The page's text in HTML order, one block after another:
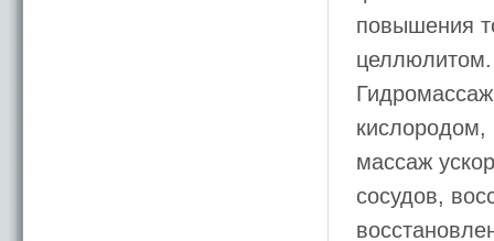
повышения
целлюлитом.
массаж
сосудов,